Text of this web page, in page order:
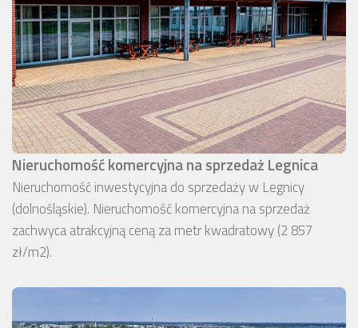
Nieruchomość komercyjna na sprzedaż Legnica
Nieruchomość inwestycyjna do sprzedaży w Legnicy
(dolnośląskie). Nieruchomość komercyjna na sprzedaż
zachwyca atrakcyjną ceną za metr kwadratowy (2 857
zł/m2).